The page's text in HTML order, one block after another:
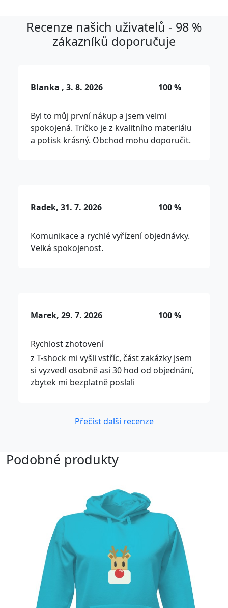
Recenze našich uživatelů - 98 %
zákazníků doporučuje
Blanka , 3. 8. 2026 100 %
Byl to můj první nákup a jsem velmi
spokojená. Tričko je z kvalitního materiálu
a potisk krásný. Obchod mohu doporučit.
Radek, 31. 7. 2026 100 %
Komunikace a rychlé vyřízení objednávky.
Velká spokojenost.
Marek, 29. 7. 2026 100 %
Rychlost zhotovení
z T-shock mi vyšli vstříc, část zakázky jsem
si vyzvedl osobně asi 30 hod od objednání,
zbytek mi bezplatně poslali
Přečíst další recenze
Podobné produkty